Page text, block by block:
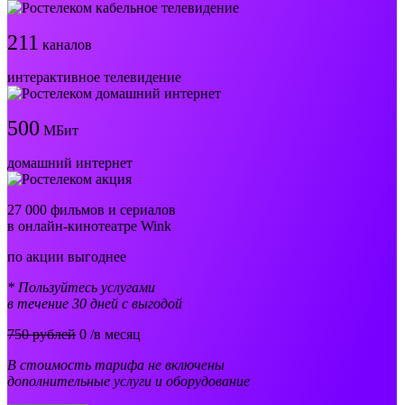
211 каналов
интерактивное телевидение
500 МБит
домашний интернет
27 000 фильмов и сериалов
в онлайн-кинотеатре Wink
по акции выгоднее
* Пользуйтесь услугами
в течение 30 дней с выгодой
750 рублей 0 /в месяц
В стоимость тарифа не включены
дополнительные услуги и оборудование